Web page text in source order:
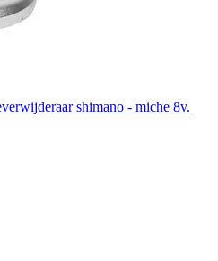
shimano - miche 8v.